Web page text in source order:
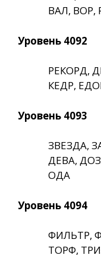
ВАЛ, ВОР,
Уровень 4092
РЕКОРД,
КЕДР,
Уровень 4093
ЗВЕЗДА,
ДЕВА,
ОДА
Уровень 4094
ФИЛЬТР,
ТОРФ,